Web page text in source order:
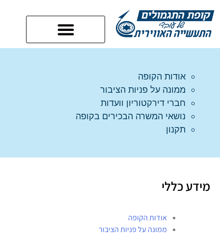
מידע כללי
אודות הקופה
ממונה על פניות הציבור
אודות הקופה
ממונה על פניות הציבור
חברי דירקטוריון וועדות
נושאי המשרה הבכירים בקופה
תקנון